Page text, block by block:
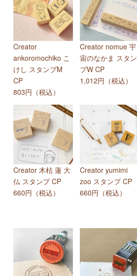
Creator
ankoromochiko こ
けし スタンプM
CP
803円（税込）
Creator nomue 宇
宙のなかま スタン
プW CP
1,012円（税込）
Creator 木枯 蓮 大
仏 スタンプ CP
660円（税込）
Creator yumimi
zoo スタンプ CP
660円（税込）